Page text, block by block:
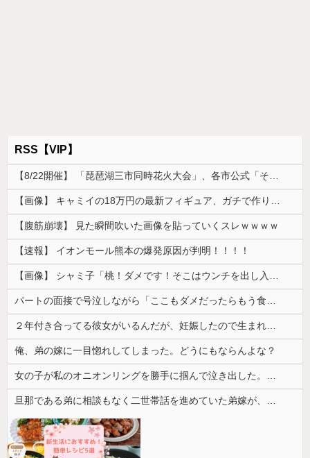
RSS【VIP】
【腹筋崩壊】 見た瞬間吹いた画像を貼っていくスレｗｗｗｗ
【速報】 イオンモール熊本の爆発原因が判明！！！！
俺、弟の嫁に一目惚れしてしまった。どうにもならんよな？